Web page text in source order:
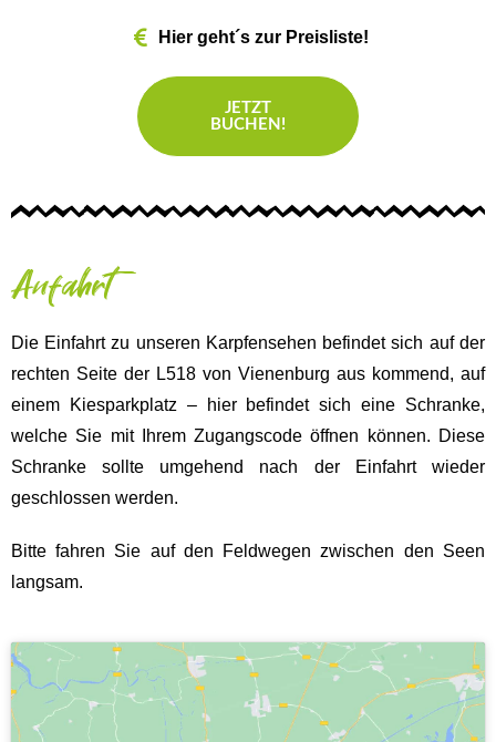
Hier geht´s zur Preisliste!
JETZT
BUCHEN!
Anfahrt
Die Einfahrt zu unseren Karpfensehen befindet sich auf der
rechten Seite der L518 von Vienenburg aus kommend, auf
einem Kiesparkplatz – hier befindet sich eine Schranke,
welche Sie mit Ihrem Zugangscode öffnen können. Diese
Schranke sollte umgehend nach der Einfahrt wieder
geschlossen werden.
Bitte fahren Sie auf den Feldwegen zwischen den Seen
langsam.